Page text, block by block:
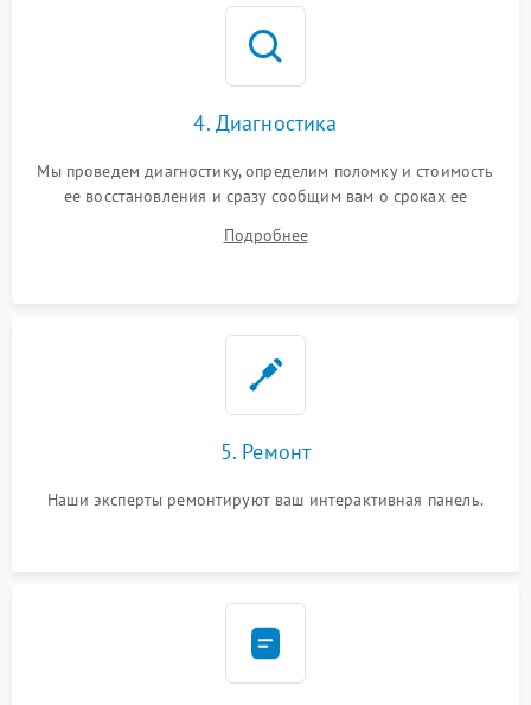
4. Диагностика
Мы проведем диагностику, определим поломку и стоимость
ее восстановления и сразу сообщим вам о сроках ее
Подробнее
5. Ремонт
Наши эксперты ремонтируют ваш интерактивная панель.